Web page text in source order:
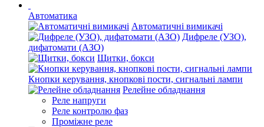
Автоматика
Автоматичні вимикачі
Дифреле (УЗО),
дифатомати (АЗО)
Щитки, бокси
Кнопки керування, кнопкові пости, сигнальні лампи
Релейне обладнання
Реле напруги
Реле контролю фаз
Проміжне реле